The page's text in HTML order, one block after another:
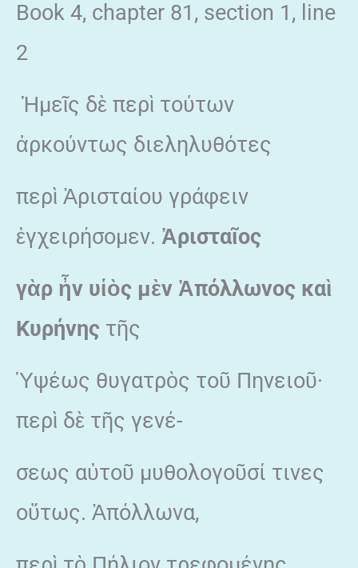
Book 4, chapter 81, section 1, line
2
Ἡμεῖς δὲ περὶ τούτων
ἀρκούντως διεληλυθότες
περὶ Ἀρισταίου γράφειν
ἐγχειρήσομεν. Ἀρισταῖος
γὰρ ἦν υἱὸς μὲν Ἀπόλλωνος καὶ
Κυρήνης τῆς
Ὑψέως θυγατρὸς τοῦ Πηνειοῦ·
περὶ δὲ τῆς γενέ-
σεως αὐτοῦ μυθολογοῦσί τινες
οὕτως. Ἀπόλλωνα,